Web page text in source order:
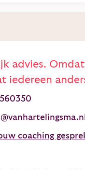
advies.
iedereen
coaching